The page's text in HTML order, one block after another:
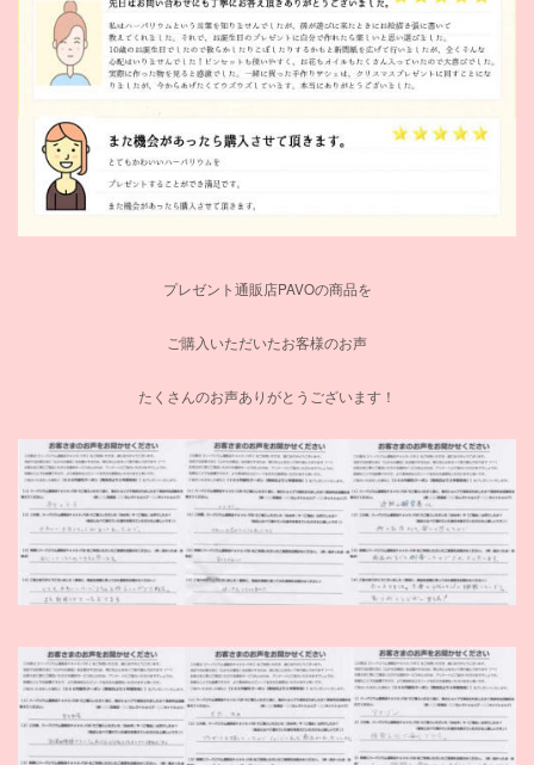
プレゼント通販店PAVOの商品を
ご購入いただいたお客様のお声
たくさんのお声ありがとうございます！